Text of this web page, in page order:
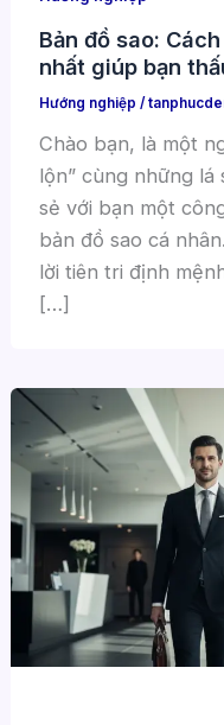
Bản đồ sao:
nhất giúp bạn
Hướng nghiệp /
Chào bạn, là một
lộn” cùng những lá
sẻ với bạn một
bản đồ sao cá
lời tiên tri định
[…]